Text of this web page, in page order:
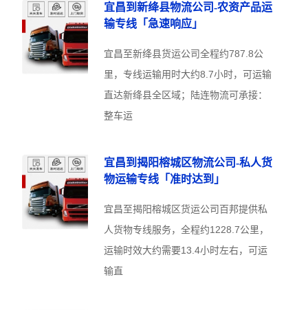
宜昌到新绛县物流公司-农资产品运
输专线「急速响应」
宜昌至新绛县货运公司全程约787.8公
里，专线运输用时大约8.7小时，可运输
直达新绛县全区域；陆连物流可承接：
整车运
宜昌到揭阳榕城区物流公司-私人货
物运输专线「准时达到」
宜昌至揭阳榕城区货运公司百邦提供私
人货物专线服务，全程约1228.7公里，
运输时效大约需要13.4小时左右，可运
输直